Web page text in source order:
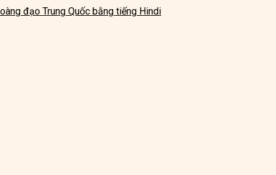
đạo Trung Quốc bằng tiếng Hindi